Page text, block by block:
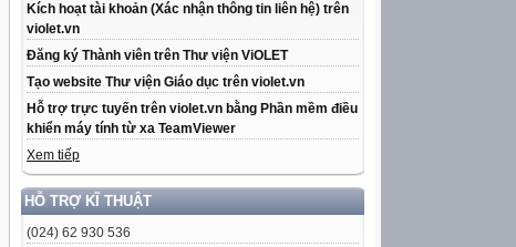
Kích hoạt tài khoản (Xác nhận thông tin liên hệ) trên
violet.vn
Đăng ký Thành viên trên Thư viện ViOLET
Tạo website Thư viện Giáo dục trên violet.vn
Hỗ trợ trực tuyến trên violet.vn bằng Phần mềm điều
khiển máy tính từ xa TeamViewer
Xem tiếp
HỖ TRỢ KĨ THUẬT
(024) 62 930 536